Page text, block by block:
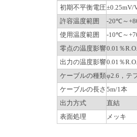
初期不平衡電圧±0.25mV/
許容温度範囲
-20℃～
使用温度範囲
-10℃～
零点の温度影響0.01％
出力の温度影響0.01％
ケーブルの種類φ2.6，テ
ケーブルの長さ 5m/1本
出力方式
直結
表面処理
メッキ